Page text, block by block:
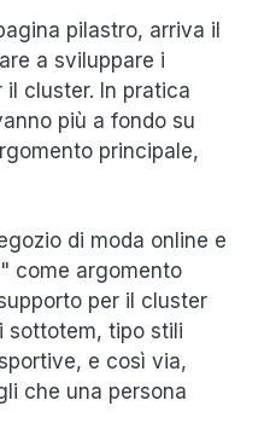
pilastro, arriva il
a sviluppare i
cluster. In pratica
più a fondo su
principale,
di moda online e
come argomento
per il cluster
sottotem, tipo stili
e così via,
che una persona